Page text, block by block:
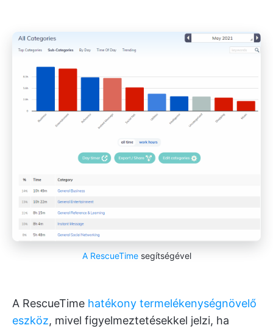
A RescueTimesegítségével
A RescueTime hatékony termelékenységnövelő
eszköz, mivel figyelmeztetésekkel jelzi, ha